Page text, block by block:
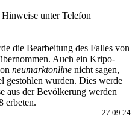
unter Telefon
die Bearbeitung des Falles von
Auch ein Kripo-
neumarktonline nicht sagen,
gestohlen wurden. Dies werde
aus der Bevölkerung werden
erbeten.
27.09.24